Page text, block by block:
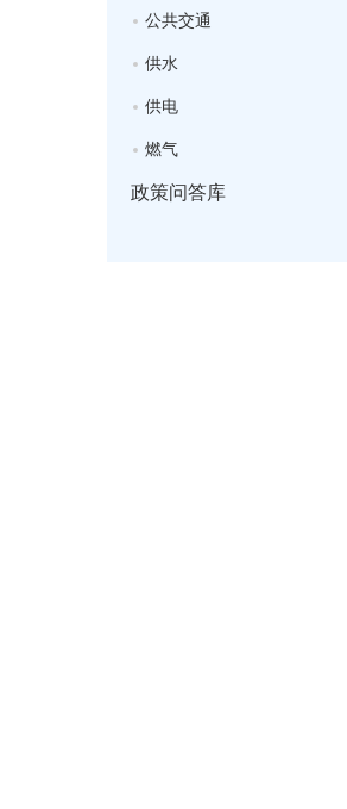
公共交通
供水
供电
燃气
政策问答库